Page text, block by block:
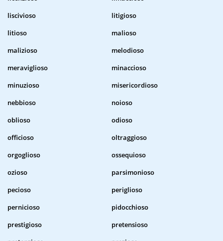
liscivioso
litigioso
litioso
malioso
malizioso
melodioso
meraviglioso
minaccioso
minuzioso
misericordioso
nebbioso
noioso
oblioso
odioso
officioso
oltraggioso
orgoglioso
ossequioso
ozioso
parsimonioso
pecioso
periglioso
pernicioso
pidocchioso
prestigioso
pretensioso